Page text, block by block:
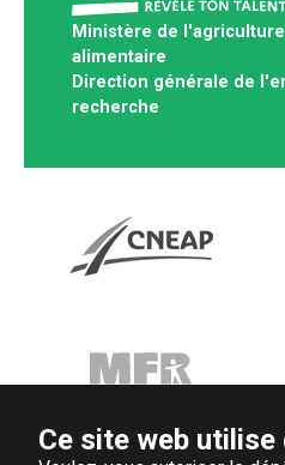
Ministère de
alimentaire
Direction générale de
recherche
Ce site web